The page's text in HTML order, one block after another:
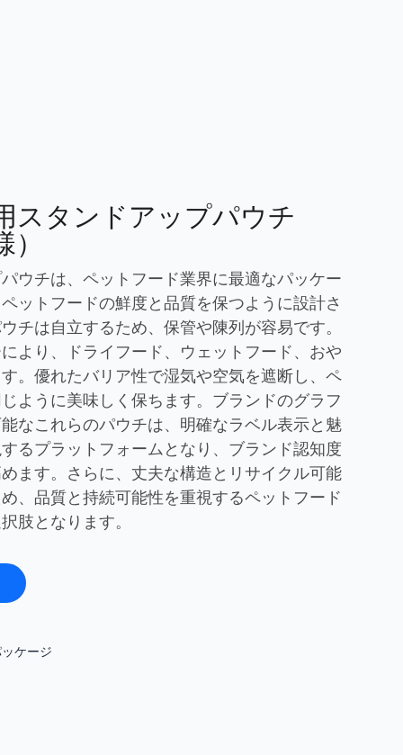
スタンドアップパウチ
ウチは、ペットフード業界に最適なパッケー
ットフードの鮮度と品質を保つように設計さ
チは自立するため、保管や陳列が容易です。
より、ドライフード、ウェットフード、おや
。優れたバリア性で湿気や空気を遮断し、ペ
ように美味しく保ちます。ブランドのグラフ
なこれらのパウチは、明確なラベル表示と魅
るプラットフォームとなり、ブランド認知度
ます。さらに、丈夫な構造とリサイクル可能
、品質と持続可能性を重視するペットフード
肢となります。